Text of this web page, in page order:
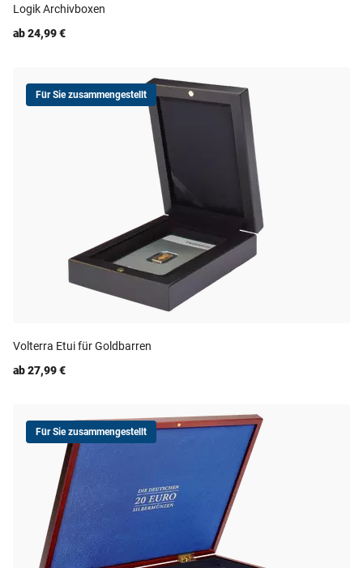
Logik Archivboxen
ab 24,99 €
Für Sie zusammengestellt
Volterra Etui für Goldbarren
ab 27,99 €
Für Sie zusammengestellt